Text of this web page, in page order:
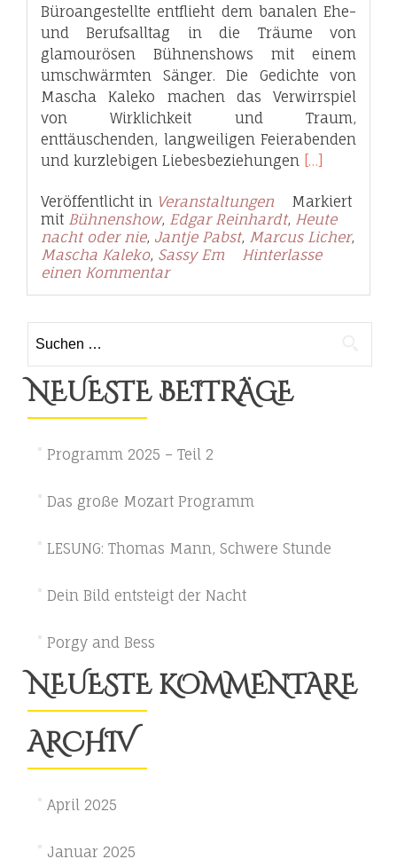
Büroangestellte entflieht dem banalen Ehe-
und Berufsalltag in die Träume von
glamourösen Bühnenshows mit einem
umschwärmten Sänger. Die Gedichte von
Mascha Kaleko machen das Verwirrspiel
von Wirklichkeit und Traum,
enttäuschenden, langweiligen Feierabenden
und kurzlebigen Liebesbeziehungen Read
about
Heute
nacht
oder
[…]
Veröffentlicht in Veranstaltungen
Markiert
mit Bühnenshow, Edgar Reinhardt, Heute
nacht oder nie, Jantje Pabst, Marcus Licher,
Mascha Kaleko, Sassy Em
Hinterlasse
einen Kommentar
Suchen
nach:
NEUESTE BEITRÄGE
Programm 2025 – Teil 2
Das große Mozart Programm
LESUNG: Thomas Mann, Schwere Stunde
Dein Bild entsteigt der Nacht
Porgy and Bess
NEUESTE KOMMENTARE
ARCHIV
April 2025
Januar 2025